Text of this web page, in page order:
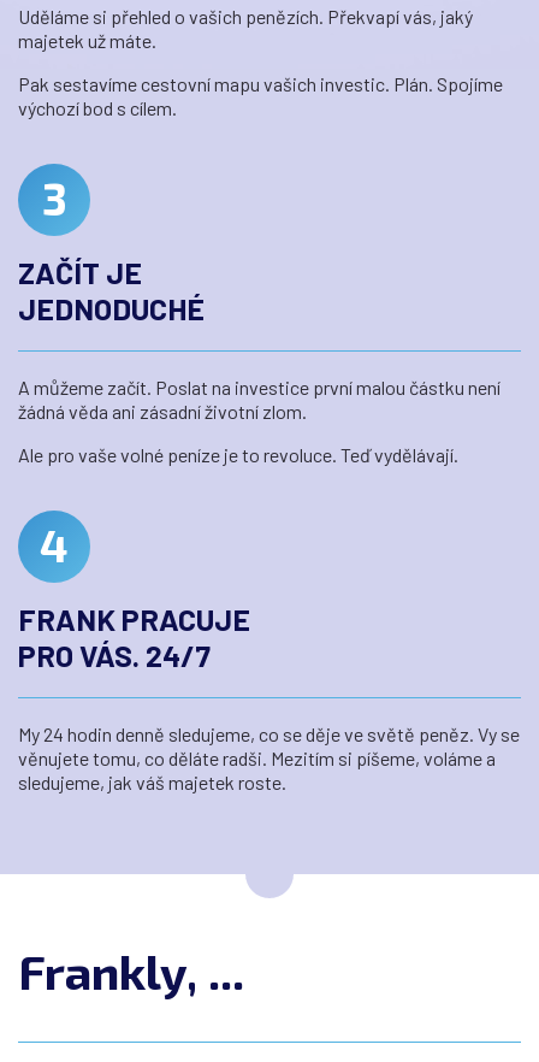
Uděláme si přehled o vašich penězích. Překvapí vás, jaký
majetek už máte.
Pak sestavíme cestovní mapu vašich investic. Plán. Spojíme
výchozí bod s cílem.
ZAČÍT JE
JEDNODUCHÉ
A můžeme začít. Poslat na investice první malou částku není
žádná věda ani zásadní životní zlom.
Ale pro vaše volné peníze je to revoluce. Teď vydělávají.
FRANK PRACUJE
PRO VÁS. 24/7
My 24 hodin denně sledujeme, co se děje ve světě peněz. Vy se
věnujete tomu, co děláte radši. Mezitím si píšeme, voláme a
sledujeme, jak váš majetek roste.
Frankly, ...